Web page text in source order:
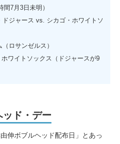
7月3日未明）
ドジャース vs. シカゴ・ホワイトソ
ロサンゼルス）
ホワイトソックス（ドジャースが9
ド・デー
伸ボブルヘッド配布日」とあっ